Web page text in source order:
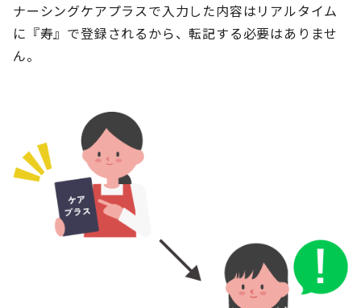
ナーシングケアプラスで入力した内容はリアルタイム
に『寿』で登録されるから、転記する必要はありませ
ん。